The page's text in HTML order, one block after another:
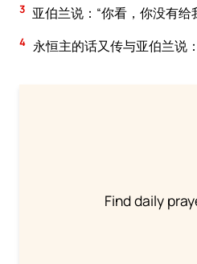
3 亚伯兰说：“你看，你没有
4 永恒主的话又传与亚伯兰说
Find daily